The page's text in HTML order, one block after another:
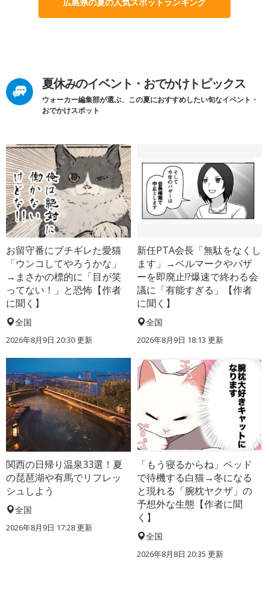
夏休みのイベント・おでかけトピックス
ウォーカー編集部が選ぶ、この夏におすすめしたい旬なイベント・
おでかけスポット
お留守番にブチギレた愛猫
「ウンコしてやろうかな」
→まさかの標的に「目が笑
ってない！」と恐怖【作者
に聞く】
全国
2026年8月9日 20:30更新
新任PTA会長「無駄をなくし
ます」→ベルマークやバザ
ーを即廃止!?爆速で終わる会
議に「有能すぎる」【作者
に聞く】
全国
2026年8月9日 18:13 更新
関西の日帰り温泉33選！夏
の琵琶湖や有馬でリフレッ
シュしよう
全国
2026年8月9日 17:28更新
「もう寝るからね」ベッド
で待機する白猫→冬になる
と現れる「腕枕ヤクザ」の
予想外な生態【作者に聞
く】
全国
2026年8月8日 20:35 更新